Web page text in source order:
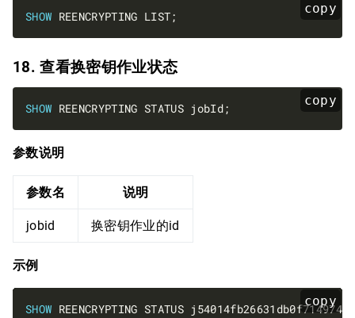
copy
SHOW
18. 查看换密钥作业状态
copy
SHOW
参数说明
参数名 说明
jobid 换密钥作业的id
示例
copy
SHOW